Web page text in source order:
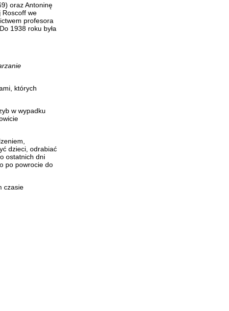
oraz Antoninę
Roscoff we
profesora
1938 roku była
których
w wypadku
dzieci, odrabiać
ostatnich dni
po powrocie do
czasie